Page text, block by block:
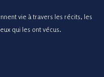
vie à travers les récits, les
qui les ont vécus.